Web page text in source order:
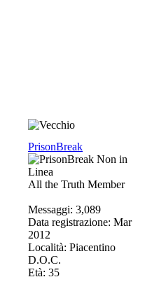
PrisonBreak
All the Truth Member
Messaggi: 3,089
Data registrazione: Mar
2012
Località: Piacentino
D.O.C.
Età: 35